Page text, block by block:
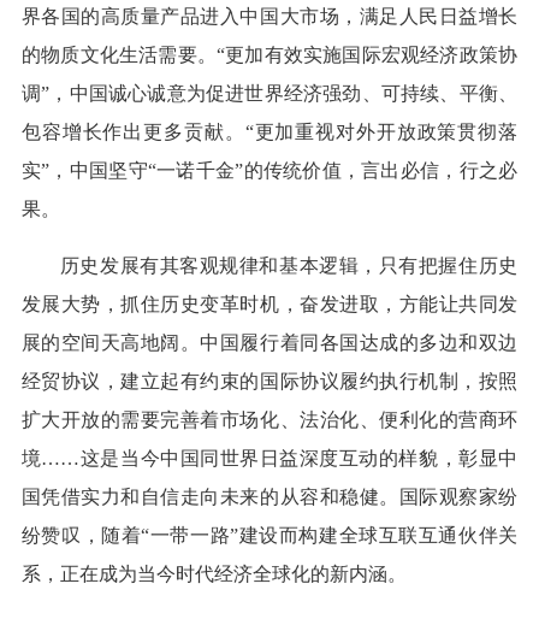
界各国的高质量产品进入中国大市场，满足人民日益增长
的物质文化生活需要。“更加有效实施国际宏观经济政策协
调”，中国诚心诚意为促进世界经济强劲、可持续、平衡、
包容增长作出更多贡献。“更加重视对外开放政策贯彻落
实”，中国坚守“一诺千金”的传统价值，言出必信，行之必
果。
历史发展有其客观规律和基本逻辑，只有把握住历史
发展大势，抓住历史变革时机，奋发进取，方能让共同发
展的空间天高地阔。中国履行着同各国达成的多边和双边
经贸协议，建立起有约束的国际协议履约执行机制，按照
扩大开放的需要完善着市场化、法治化、便利化的营商环
境……这是当今中国同世界日益深度互动的样貌，彰显中
国凭借实力和自信走向未来的从容和稳健。国际观察家纷
纷赞叹，随着“一带一路”建设而构建全球互联互通伙伴关
系，正在成为当今时代经济全球化的新内涵。